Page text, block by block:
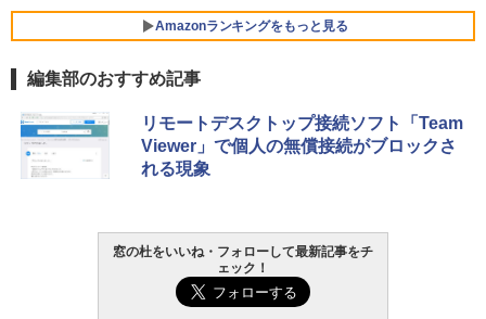
Core i5/16GB/SSD 512GB/ホワイト) FM
VWK3E15W_AZ
￥139,880
Amazonランキングをもっと見る
生成AIパスポート公式テキスト 第４版
￥1,766
AIイラスト表現辞典: 思い通りの絵を引き
出す プロンプトの言葉 AI画像生成シリー
ズ (はぴーイラストLabo)
Amazon Kindle Paperwhite (16GB) 7イ
ンチディスプレイ、色調調節ライト、12
週間持続バッテリー、広告なし、ブラッ
ク
Amazon Kindle - 目に優しい、かさばら
ない、大きな画面で読みやすい、6週間持
続バッテリー、6インチディスプレイ電子
編集部のおすすめ記事
リモートデスクトップ接続ソフト「Team
Viewer」で個人の無償接続がブロックさ
れる現象
窓の杜をいいね・フォローして最新記事をチ
ェック！